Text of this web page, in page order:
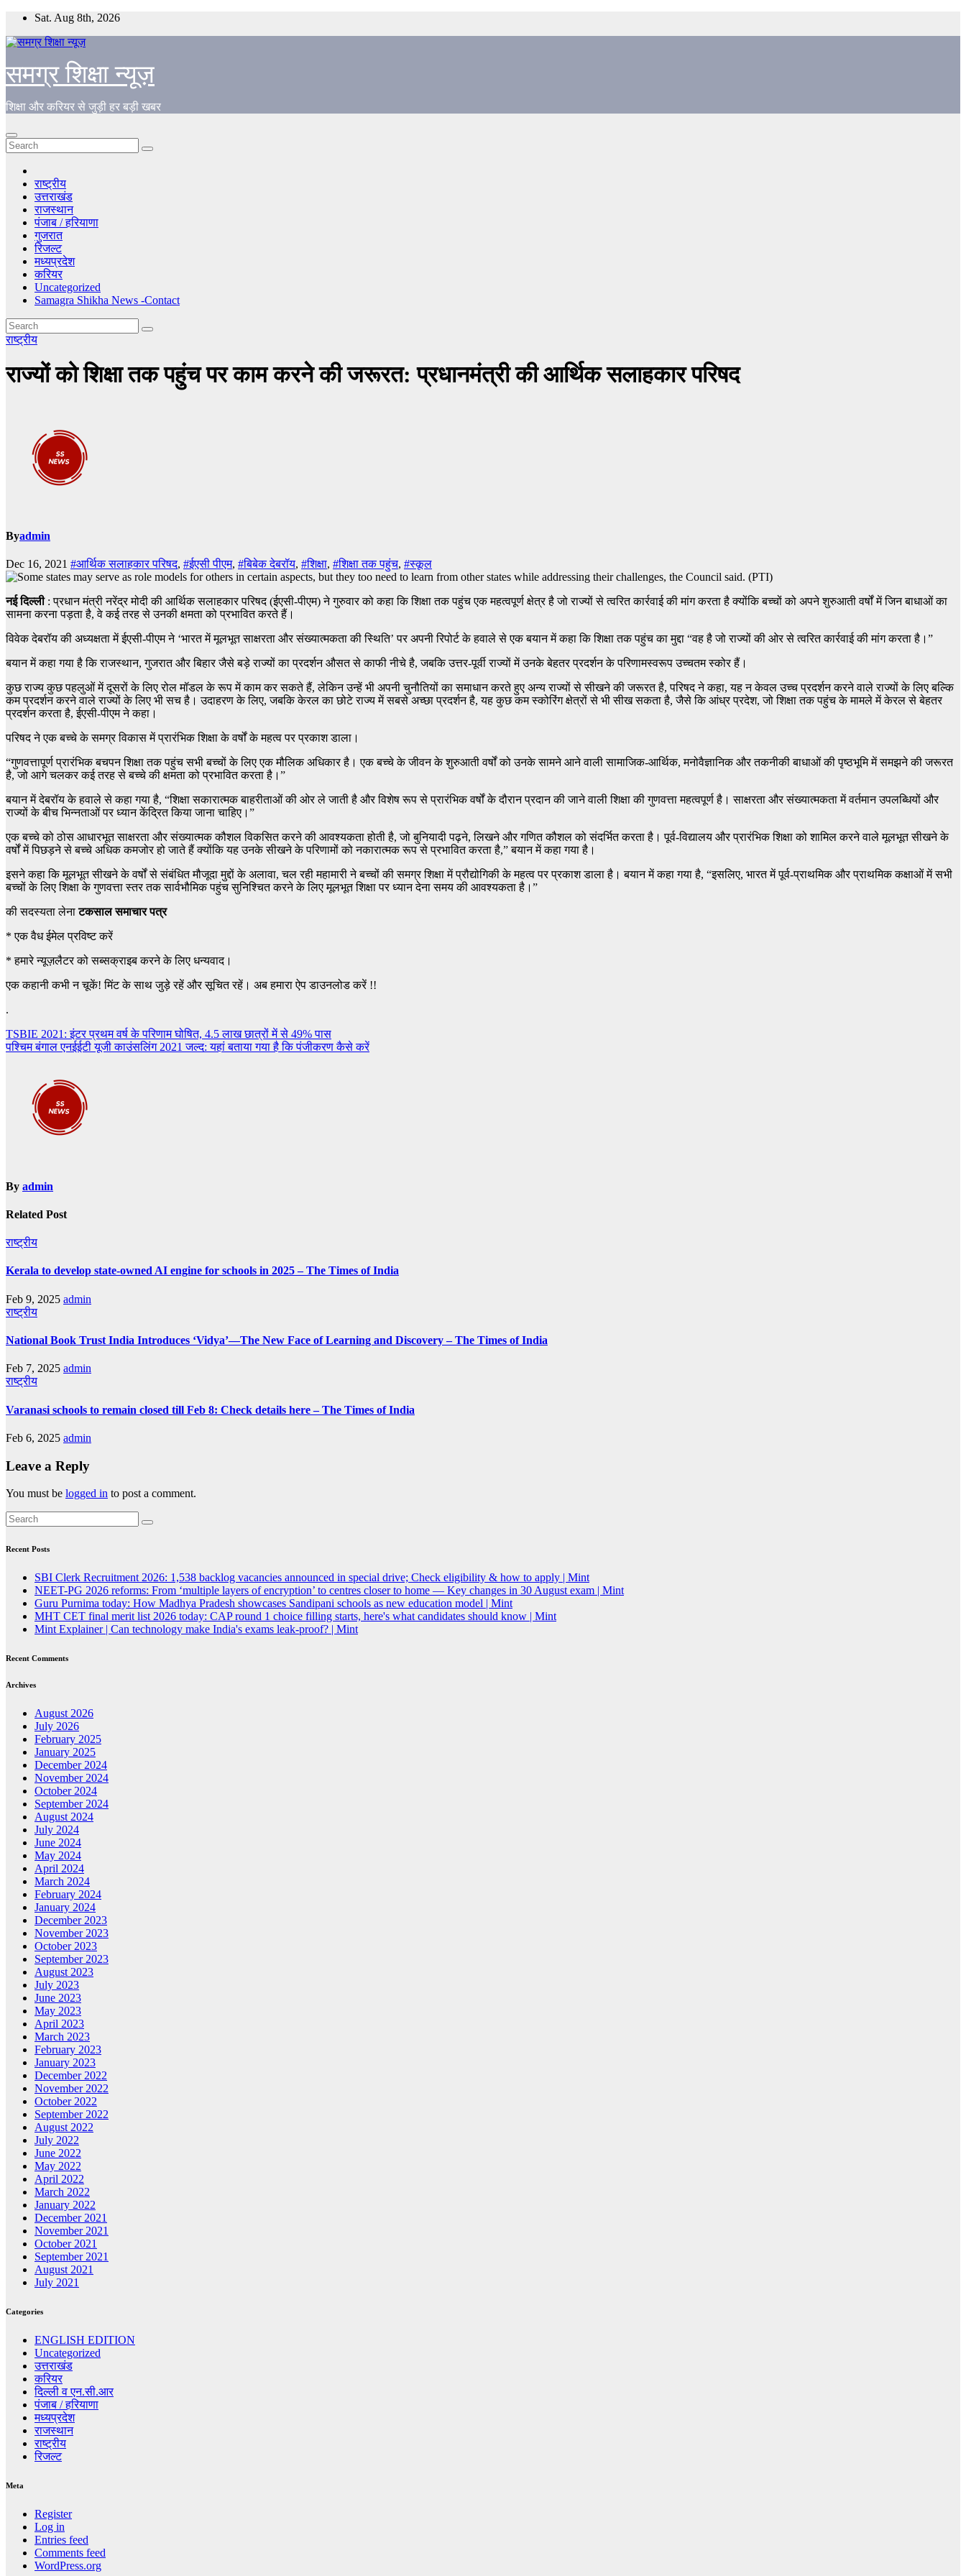
Skip
content
Sat. Aug 8th, 2026
समग्र शिक्षा न्यूज़
शिक्षा और करियर से जुड़ी हर बड़ी खबर
राष्ट्रीय
उत्तराखंड
राजस्थान
पंजाब / हरियाणा
गुजरात
रिजल्ट
मध्यप्रदेश
करियर
Uncategorized
Samagra Shikha News -Contact
राष्ट्रीय
राज्यों को शिक्षा तक पहुंच पर काम करने की जरूरत: प्रधानमंत्री की आर्थिक सलाहकार परिषद
Byadmin
Dec 16, 2021 #आर्थिक सलाहकार परिषद, #ईएसी पीएम, #बिबेक देबरॉय, #शिक्षा, #शिक्षा तक पहुंच, #स्कूल
नई दिल्ली: प्रधान मंत्री नरेंद्र मोदी की आर्थिक सलाहकार परिषद (ईएसी-पीएम) ने गुरुवार को कहा कि शिक्षा तक पहुंच एक महत्वपूर्ण क्षेत्र है जो राज्यों से त्वरित कार्रवाई की मांग करता है क्योंकि बच्चों को अपने शुरुआती वर्षों में जिन बाधाओं का
सामना करना पड़ता है, वे कई तरह से उनकी क्षमता को प्रभावित करते हैं।
विवेक देबरॉय की अध्यक्षता में ईएसी-पीएम ने ‘भारत में मूलभूत साक्षरता और संख्यात्मकता की स्थिति’ पर अपनी रिपोर्ट के हवाले से एक बयान में कहा कि शिक्षा तक पहुंच का मुद्दा “वह है जो राज्यों की ओर से त्वरित कार्रवाई की मांग करता है।”
बयान में कहा गया है कि राजस्थान, गुजरात और बिहार जैसे बड़े राज्यों का प्रदर्शन औसत से काफी नीचे है, जबकि उत्तर-पूर्वी राज्यों में उनके बेहतर प्रदर्शन के परिणामस्वरूप उच्चतम स्कोर हैं।
कुछ राज्य कुछ पहलुओं में दूसरों के लिए रोल मॉडल के रूप में काम कर सकते हैं, लेकिन उन्हें भी अपनी चुनौतियों का समाधान करते हुए अन्य राज्यों से सीखने की जरूरत है, परिषद ने कहा, यह न केवल उच्च प्रदर्शन करने वाले राज्यों के लिए बल्कि
कम प्रदर्शन करने वाले राज्यों के लिए भी सच है। उदाहरण के लिए, जबकि केरल का छोटे राज्य में सबसे अच्छा प्रदर्शन है, यह कुछ कम स्कोरिंग क्षेत्रों से भी सीख सकता है, जैसे कि आंध्र प्रदेश, जो शिक्षा तक पहुंच के मामले में केरल से बेहतर
प्रदर्शन करता है, ईएसी-पीएम ने कहा।
परिषद ने एक बच्चे के समग्र विकास में प्रारंभिक शिक्षा के वर्षों के महत्व पर प्रकाश डाला।
“गुणवत्तापूर्ण प्रारंभिक बचपन शिक्षा तक पहुंच सभी बच्चों के लिए एक मौलिक अधिकार है। एक बच्चे के जीवन के शुरुआती वर्षों को उनके सामने आने वाली सामाजिक-आर्थिक, मनोवैज्ञानिक और तकनीकी बाधाओं की पृष्ठभूमि में समझने की जरूरत
है, जो आगे चलकर कई तरह से बच्चे की क्षमता को प्रभावित करता है।”
बयान में देबरॉय के हवाले से कहा गया है, “शिक्षा सकारात्मक बाहरीताओं की ओर ले जाती है और विशेष रूप से प्रारंभिक वर्षों के दौरान प्रदान की जाने वाली शिक्षा की गुणवत्ता महत्वपूर्ण है। साक्षरता और संख्यात्मकता में वर्तमान उपलब्धियों और
राज्यों के बीच भिन्नताओं पर ध्यान केंद्रित किया जाना चाहिए।”
एक बच्चे को ठोस आधारभूत साक्षरता और संख्यात्मक कौशल विकसित करने की आवश्यकता होती है, जो बुनियादी पढ़ने, लिखने और गणित कौशल को संदर्भित करता है। पूर्व-विद्यालय और प्रारंभिक शिक्षा को शामिल करने वाले मूलभूत सीखने के
वर्षों में पिछड़ने से बच्चे अधिक कमजोर हो जाते हैं क्योंकि यह उनके सीखने के परिणामों को नकारात्मक रूप से प्रभावित करता है,” बयान में कहा गया है।
इसने कहा कि मूलभूत सीखने के वर्षों से संबंधित मौजूदा मुद्दों के अलावा, चल रही महामारी ने बच्चों की समग्र शिक्षा में प्रौद्योगिकी के महत्व पर प्रकाश डाला है। बयान में कहा गया है, “इसलिए, भारत में पूर्व-प्राथमिक और प्राथमिक कक्षाओं में सभी
बच्चों के लिए शिक्षा के गुणवत्ता स्तर तक सार्वभौमिक पहुंच सुनिश्चित करने के लिए मूलभूत शिक्षा पर ध्यान देना समय की आवश्यकता है।”
की सदस्यता लेनाटकसाल समाचार पत्र
* एक वैध ईमेल प्रविष्ट करें
* हमारे न्यूज़लैटर को सब्सक्राइब करने के लिए धन्यवाद।
एक कहानी कभी न चूकें! मिंट के साथ जुड़े रहें और सूचित रहें। अब हमारा ऐप डाउनलोड करें !!
.
Post
navigation
TSBIE 2021: इंटर प्रथम वर्ष के परिणाम घोषित, 4.5 लाख छात्रों में से 49% पास
पश्चिम बंगाल एनईईटी यूजी काउंसलिंग 2021 जल्द: यहां बताया गया है कि पंजीकरण कैसे करें
By admin
Related Post
राष्ट्रीय
Kerala to develop state-owned AI engine for schools in 2025 – The Times of India
Feb 9, 2025 admin
राष्ट्रीय
National Book Trust India Introduces ‘Vidya’—The New Face of Learning and Discovery – The Times of India
Feb 7, 2025 admin
राष्ट्रीय
Varanasi schools to remain closed till Feb 8: Check details here – The Times of India
Feb 6, 2025 admin
Leave a Reply
You must be logged in to post a comment.
Recent Posts
SBI Clerk Recruitment 2026: 1,538 backlog vacancies announced in special drive; Check eligibility & how to apply | Mint
NEET-PG 2026 reforms: From ‘multiple layers of encryption’ to centres closer to home — Key changes in 30 August exam | Mint
Guru Purnima today: How Madhya Pradesh showcases Sandipani schools as new education model | Mint
MHT CET final merit list 2026 today: CAP round 1 choice filling starts, here's what candidates should know | Mint
Mint Explainer | Can technology make India's exams leak-proof? | Mint
Recent Comments
Archives
August 2026
July 2026
February 2025
January 2025
December 2024
November 2024
October 2024
September 2024
August 2024
July 2024
June 2024
May 2024
April 2024
March 2024
February 2024
January 2024
December 2023
November 2023
October 2023
September 2023
August 2023
July 2023
June 2023
May 2023
April 2023
March 2023
February 2023
January 2023
December 2022
November 2022
October 2022
September 2022
August 2022
July 2022
June 2022
May 2022
April 2022
March 2022
January 2022
December 2021
November 2021
October 2021
September 2021
August 2021
July 2021
Categories
ENGLISH EDITION
Uncategorized
उत्तराखंड
करियर
दिल्ली व एन.सी.आर
पंजाब / हरियाणा
मध्यप्रदेश
राजस्थान
राष्ट्रीय
रिजल्ट
Meta
Register
Log in
Entries feed
Comments feed
WordPress.org